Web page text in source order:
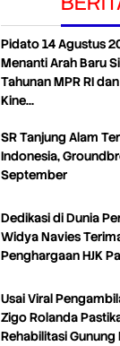
Pidato 14 Agustus
Menanti Arah Baru
Tahunan MPR RI
Kine…
SR Tanjung Alam
Indonesia,
September
Dedikasi di Dunia
Widya Navies
Penghargaan HJK
Usai Viral
Zigo Rolanda
Rehabilitasi Gunung